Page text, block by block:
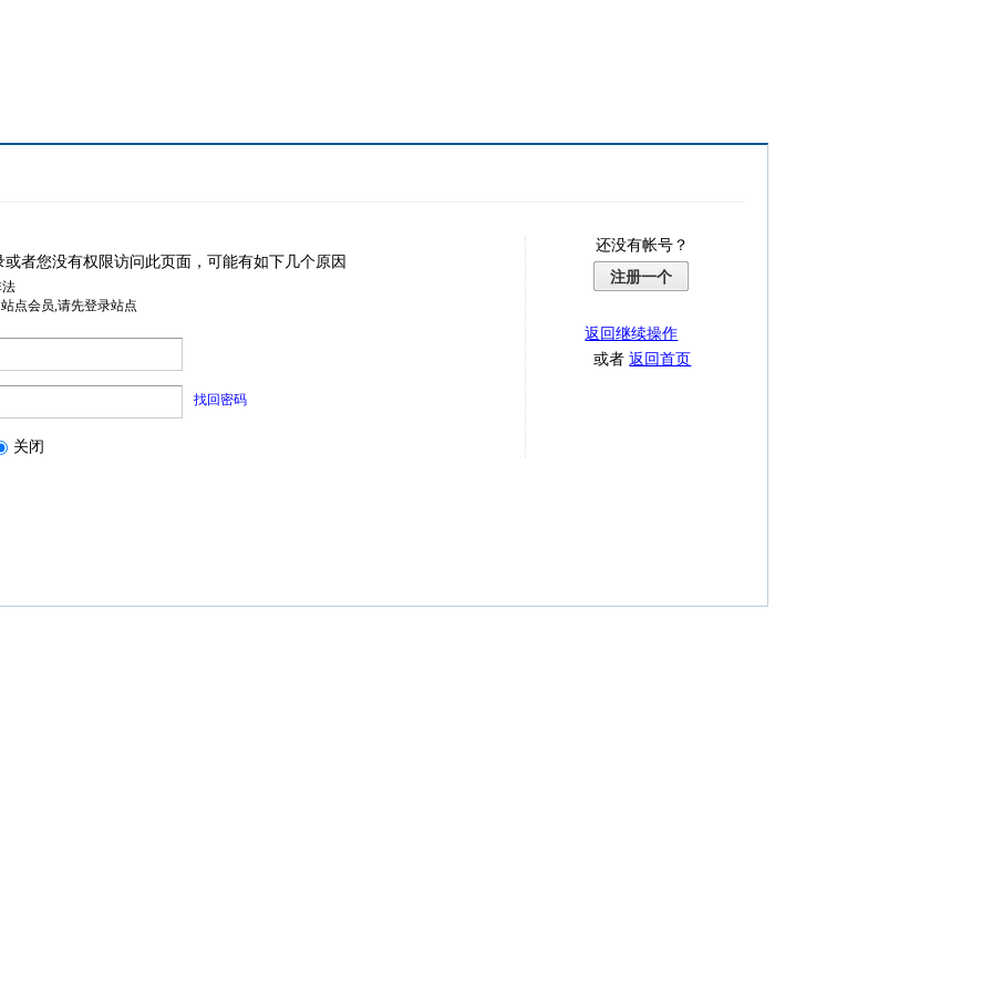
或者您没有权限访问此页面，可能有如下几个原因
点会员,请先登录站点
找回密码
关闭
还没有帐号？
注册一个
返回继续操作
或者返回首页